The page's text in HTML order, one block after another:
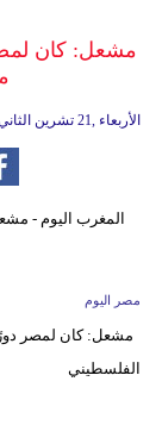
مشعل: كان
19:54 2012 الأربعاء ,21 تشرين الثاني / نوفمبر
مصر اليوم
مشعل: كان لمصر
الفلسطيني